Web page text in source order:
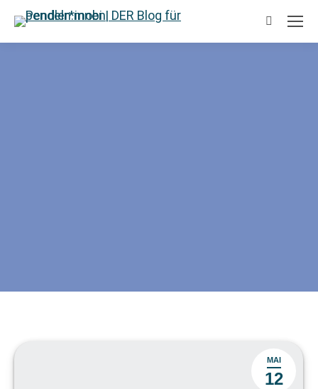
Suchen:
MAI
12